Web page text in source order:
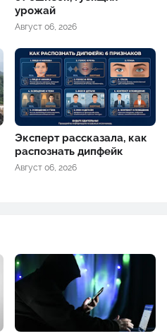
урожай
Август 06, 2026
Эксперт рассказала, как
распознать дипфейк
Август 06, 2026